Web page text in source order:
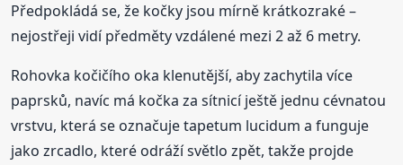
Předpokládá se, že kočky jsou mírně krátkozraké –
nejostřeji vidí předměty vzdálené mezi 2 až 6 metry.
Rohovka kočičího oka klenutější, aby zachytila více
paprsků, navíc má kočka za sítnicí ještě jednu cévnatou
vrstvu, která se označuje tapetum lucidum a funguje
jako zrcadlo, které odráží světlo zpět, takže projde